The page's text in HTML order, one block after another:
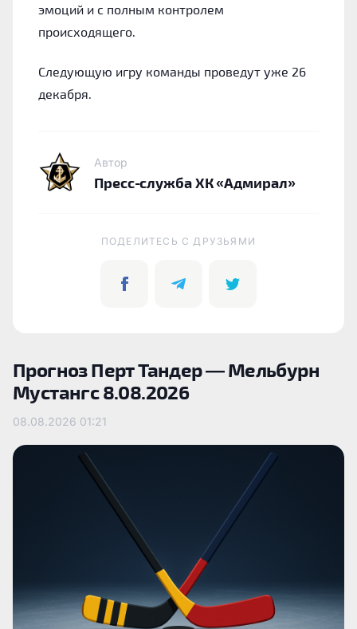
эмоций и с полным контролем
происходящего.
Следующую игру команды проведут уже 26
декабря.
Автор
Пресс-служба ХК «Адмирал»
ПОДЕЛИТЕСЬ C ДРУЗЬЯМИ
Прогноз Перт Тандер — Мельбурн
Мустангс 8.08.2026
08.08.2026 01:21